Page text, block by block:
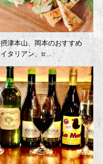
摂津本山、岡本のおすすめ
イタリアン、tr...